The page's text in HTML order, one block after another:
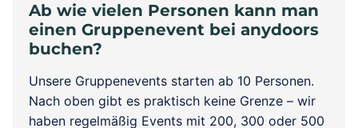
Ab wie vielen Personen kann man
einen Gruppenevent bei anydoors
buchen?
Unsere Gruppenevents starten ab 10 Personen.
Nach oben gibt es praktisch keine Grenze – wir
haben regelmäßig Events mit 200, 300 oder 500